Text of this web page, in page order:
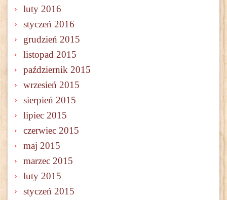
luty 2016
styczeń 2016
grudzień 2015
listopad 2015
październik 2015
wrzesień 2015
sierpień 2015
lipiec 2015
czerwiec 2015
maj 2015
marzec 2015
luty 2015
styczeń 2015